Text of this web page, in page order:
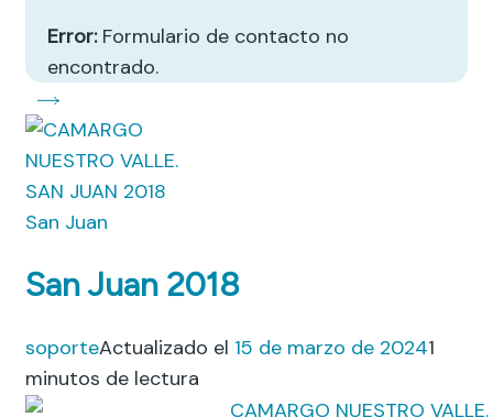
Error:Formulario de contacto no
encontrado.
San Juan
San Juan 2018
soporteActualizado el 15 de marzo de 20241
minutos de lectura